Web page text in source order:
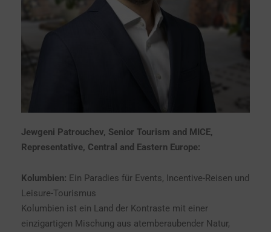
Jewgeni Patrouchev, Senior Tourism and MICE,
Representative, Central and Eastern Europe:
Kolumbien: Ein Paradies für Events, Incentive-Reisen und
Leisure-Tourismus
Kolumbien ist ein Land der Kontraste mit einer
einzigartigen Mischung aus atemberaubender Natur,